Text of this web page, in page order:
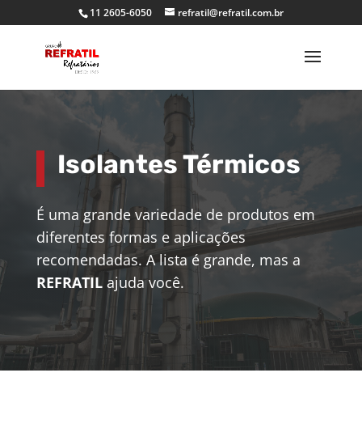
11 2605-6050 refratil@refratil.com.br
Isolantes Térmicos
É uma grande variedade de produtos em
diferentes formas e aplicações
recomendadas. A lista é grande, mas a
REFRATILajuda você.